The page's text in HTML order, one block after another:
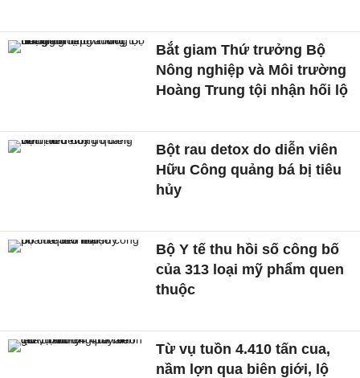
Bắt giam Thứ trưởng Bộ
Nông nghiệp và Môi trường
Hoàng Trung tội nhận hối lộ
Bột rau detox do diễn viên
Hữu Công quảng bá bị tiêu
hủy
Bộ Y tế thu hồi số công bố
của 313 loại mỹ phẩm quen
thuộc
Từ vụ tuồn 4.410 tấn cua,
nầm lợn qua biên giới, lộ